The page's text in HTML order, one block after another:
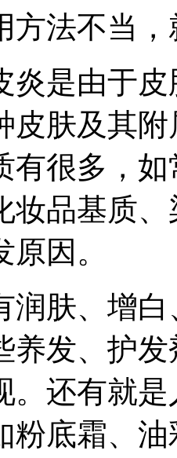
方法不当
炎是由于
皮肤及其
有很多，
妆品基质
因。
润肤、增
养发、护
。还有就
粉底霜、